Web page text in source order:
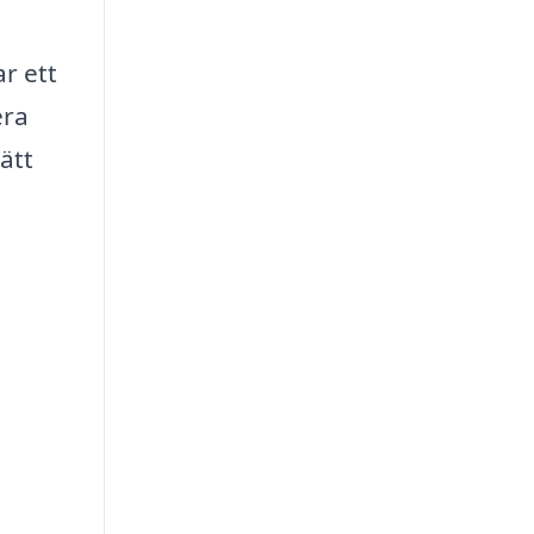
ett